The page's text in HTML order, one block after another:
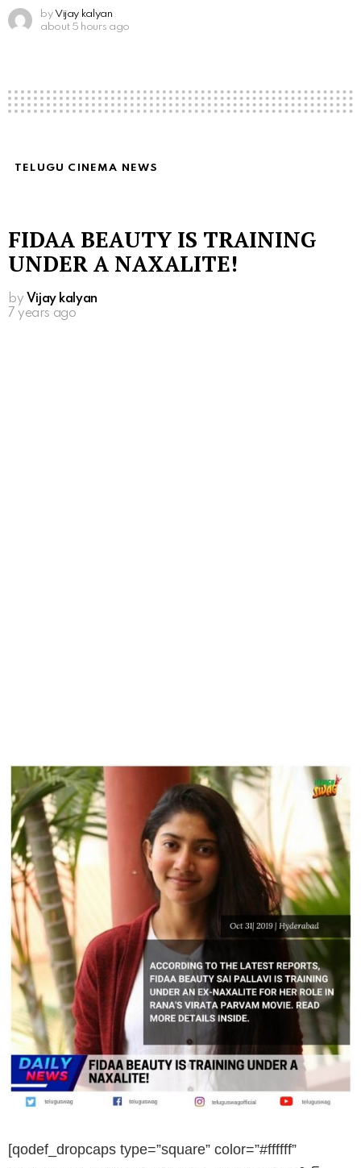
by Vijay kalyan
about 5 hours ago
TELUGU CINEMA NEWS
FIDAA BEAUTY IS TRAINING
UNDER A NAXALITE!
by Vijay kalyan
7 years ago
[qodef_dropcaps type=”square” color=”#ffffff”